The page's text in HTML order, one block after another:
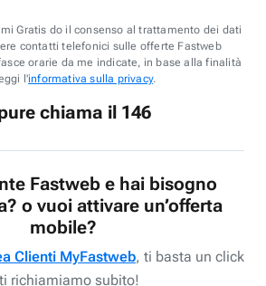
Gratis do il consenso al trattamento dei dati
contatti telefonici sulle offerte Fastweb
orarie da me indicate, in base alla finalità
l'informativa sulla privacy.
chiama il 146
Fastweb e hai bisogno
o vuoi attivare un’offerta
mobile?
Clienti MyFastweb, ti basta un click
richiamiamo subito!